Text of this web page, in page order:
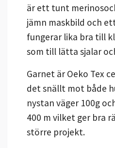
är ett tunt
jämn maskbild och
fungerar lika bra till
som till lätta sjalar
Garnet är Oeko Tex
det snällt mot både
nystan väger 100g
400 m vilket ger bra
större projekt.